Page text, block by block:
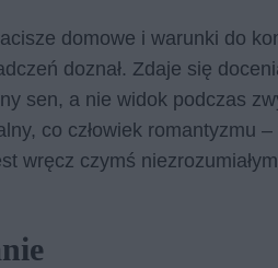
domowe i warunki do
doznał. Zdaje się
sen, a nie widok podczas
co człowiek romantyzmu
wręcz czymś